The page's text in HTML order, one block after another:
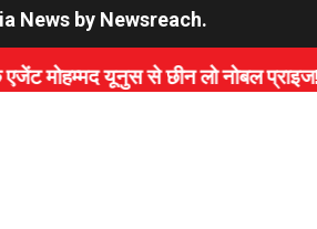
News by Newsreach.
लो नोबल प्राइज! बांग्लादेश की इस